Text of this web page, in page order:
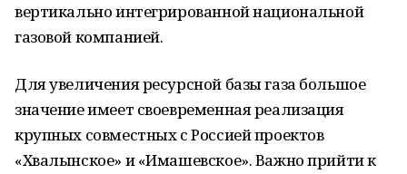
вертикально интегрированной национальной
газовой компанией.
Для увеличения ресурсной базы газа большое
значение имеет своевременная реализация
крупных совместных с Россией проектов
«Хвалынское» и «Имашевское». Важно прийти к